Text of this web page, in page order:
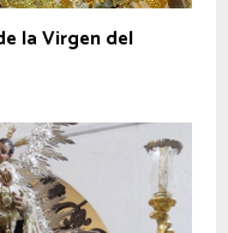
la Virgen del